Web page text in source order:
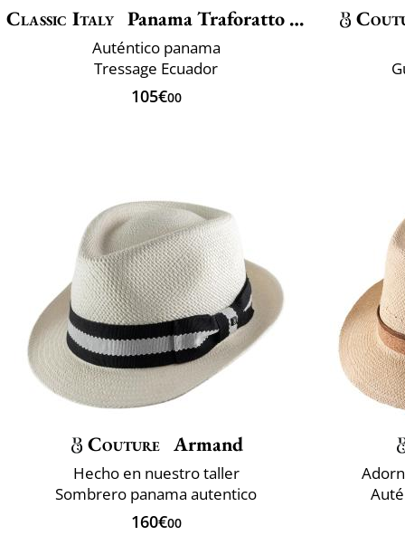
Classic Italy Panama Traforatto Belt
Auténtico panama
Tressage Ecuador
105€00
Couture Armand
Hecho en nuestro taller
Sombrero panama autentico
160€00